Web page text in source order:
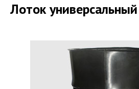
Лоток универсальный